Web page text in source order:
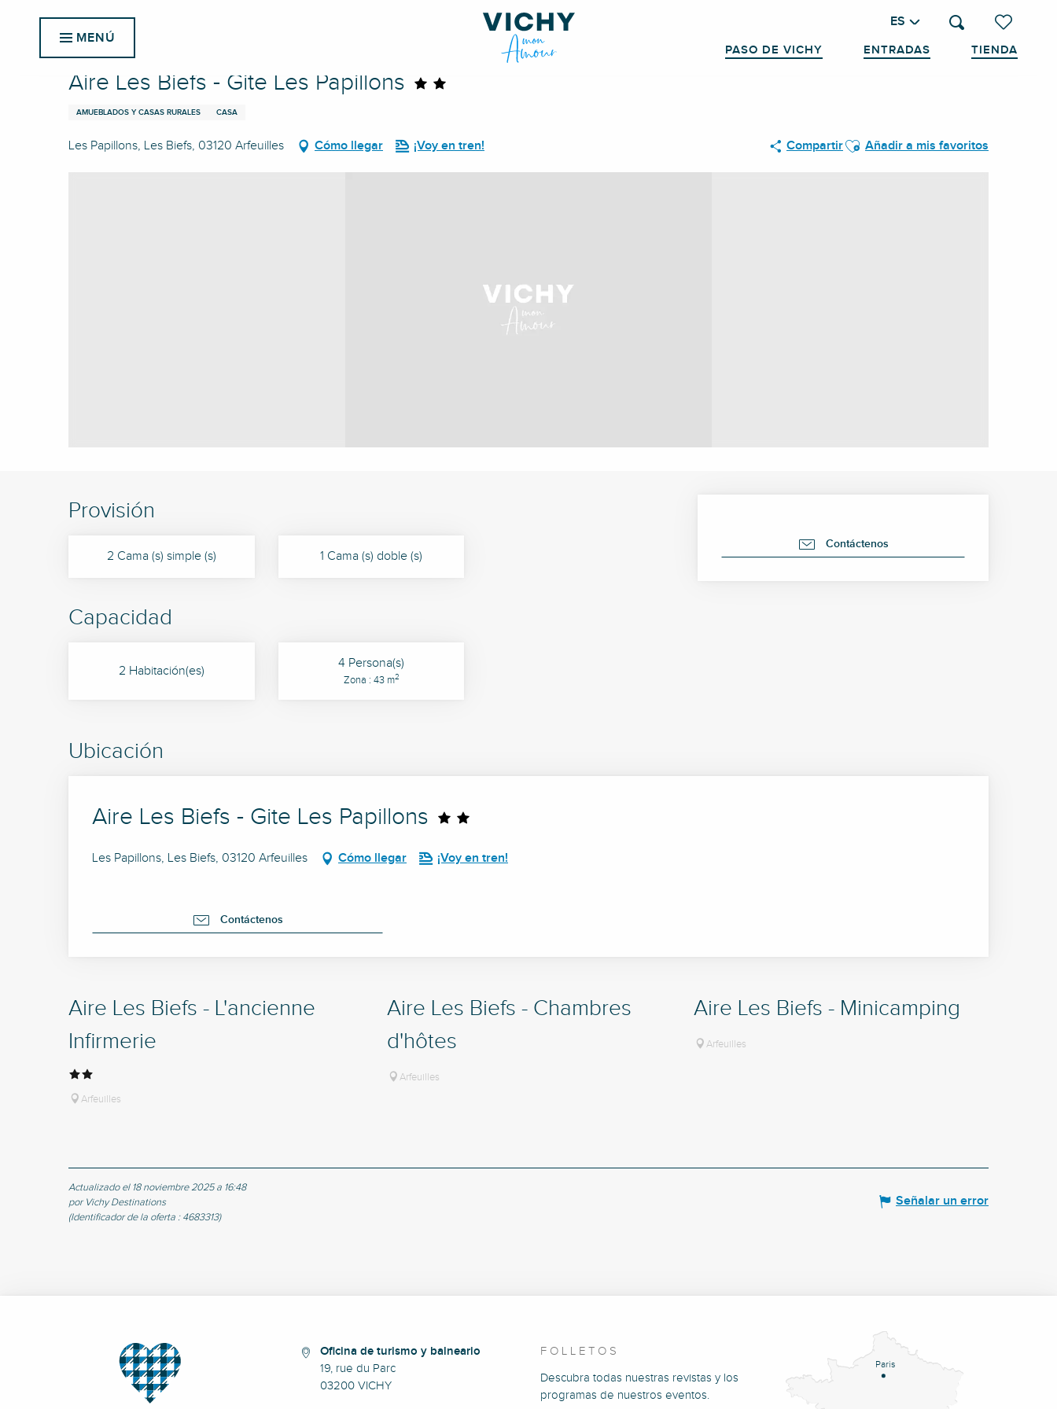
Voir les
Buscar
ES
PASO DE VICHY ENTRADAS TIENDA
MENÚ
Inicio Aire Les Biefs - Gite Les Papillons
Aire Les Biefs - Gite Les Papillons
AMUEBLADOS Y CASAS RURALES CASA
Les Papillons, Les Biefs, 03120 Arfeuilles Cómo llegar ¡Voy en tren! CompartirAjouter aux favoris
Añadir a mis favoritos
Contáctenos
Provisión
2 Cama (s) simple (s) 1 Cama (s) doble (s)
Capacidad
2 Habitación(es) 4 Persona(s)
Zona : 43 m2
Ubicación
Aire Les Biefs - Gite Les Papillons
Les Papillons, Les Biefs, 03120 Arfeuilles Cómo llegar ¡Voy en tren!
Contáctenos
Aire Les Biefs - L'ancienne
Infirmerie
Arfeuilles
Aire Les Biefs - Chambres
d'hôtes
Arfeuilles
Aire Les Biefs - Minicamping
Arfeuilles
Actualizado el 18 noviembre 2025 a 16:48
por Vichy Destinations
(Identificador de la oferta : 4683313)
Señalar un error
Oficina de turismo y balneario
19, rue du Parc
03200 VICHY
FOLLETOS
Descubra todas nuestras revistas y los
programas de nuestros eventos.
Paris